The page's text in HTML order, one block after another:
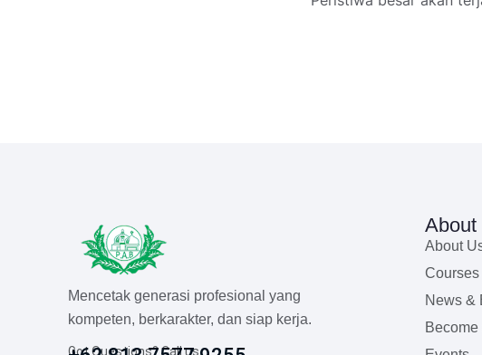
Mencetak generasi profesional yang
kompeten, berkarakter, dan siap kerja.
Got Questions? Call us
About
About
Courses
News &
Become